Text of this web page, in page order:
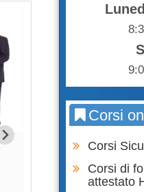
Formazione
BASSO
Corsi
Corsi
Corsi di
attestato